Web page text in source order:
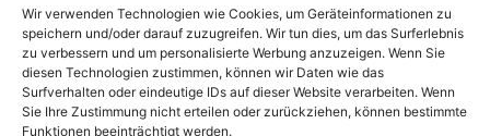
Wir verwenden Technologien wie Cookies, um Geräteinformationen zu
speichern und/oder darauf zuzugreifen. Wir tun dies, um das Surferlebnis
zu verbessern und um personalisierte Werbung anzuzeigen. Wenn Sie
diesen Technologien zustimmen, können wir Daten wie das
Surfverhalten oder eindeutige IDs auf dieser Website verarbeiten. Wenn
Sie Ihre Zustimmung nicht erteilen oder zurückziehen, können bestimmte
Funktionen beeinträchtigt werden.
Liefer- und Zahlungsbedingungen
Datenschutz